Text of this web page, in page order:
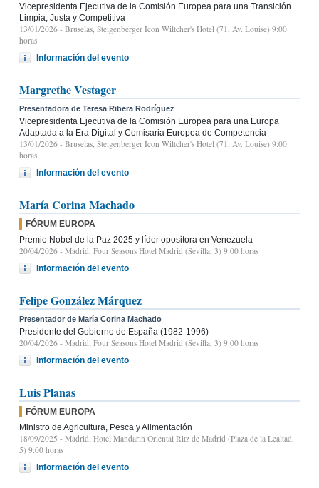
Vicepresidenta Ejecutiva de la Comisión Europea para una Transición
Limpia, Justa y Competitiva
13/01/2026 - Bruselas, Steigenberger Icon Wiltcher's Hotel (71, Av. Louise) 9:00
horas
Información del evento
Margrethe Vestager
Presentadora de Teresa Ribera Rodríguez
Vicepresidenta Ejecutiva de la Comisión Europea para una Europa
Adaptada a la Era Digital y Comisaria Europea de Competencia
13/01/2026 - Bruselas, Steigenberger Icon Wiltcher's Hotel (71, Av. Louise) 9:00
horas
Información del evento
María Corina Machado
FÓRUM EUROPA
Premio Nobel de la Paz 2025 y líder opositora en Venezuela
20/04/2026 - Madrid, Four Seasons Hotel Madrid (Sevilla, 3) 9.00 horas
Información del evento
Felipe González Márquez
Presentador de María Corina Machado
Presidente del Gobierno de España (1982-1996)
20/04/2026 - Madrid, Four Seasons Hotel Madrid (Sevilla, 3) 9.00 horas
Información del evento
Luis Planas
FÓRUM EUROPA
Ministro de Agricultura, Pesca y Alimentación
18/09/2025 - Madrid, Hotel Mandarin Oriental Ritz de Madrid (Plaza de la Lealtad,
5) 9:00 horas
Información del evento